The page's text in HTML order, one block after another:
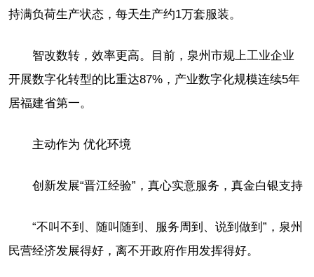
持满负荷生产状态，每天生产约1万套服装。
智改数转，效率更高。目前，泉州市规上工业企业
开展数字化转型的比重达87%，产业数字化规模连续5年
居福建省第一。
主动作为 优化环境
创新发展“晋江经验”，真心实意服务，真金白银支持
“不叫不到、随叫随到、服务周到、说到做到”，泉州
民营经济发展得好，离不开政府作用发挥得好。